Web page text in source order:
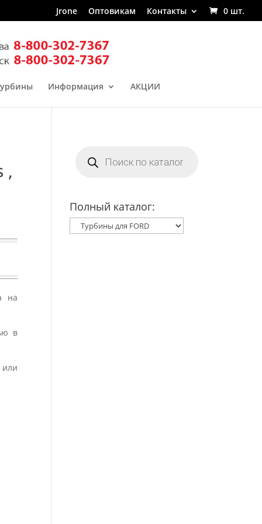
Jrone Оптовикам Контакты 0 шт.
Информация АКЦИИ
,
на
в
товаров
Полный каталог: